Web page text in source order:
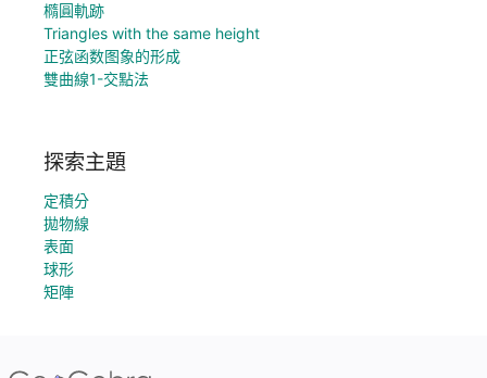
橢圓軌跡
Triangles with the same height
正弦函数图象的形成
雙曲線1-交點法
探索主題
定積分
拋物線
表面
球形
矩陣